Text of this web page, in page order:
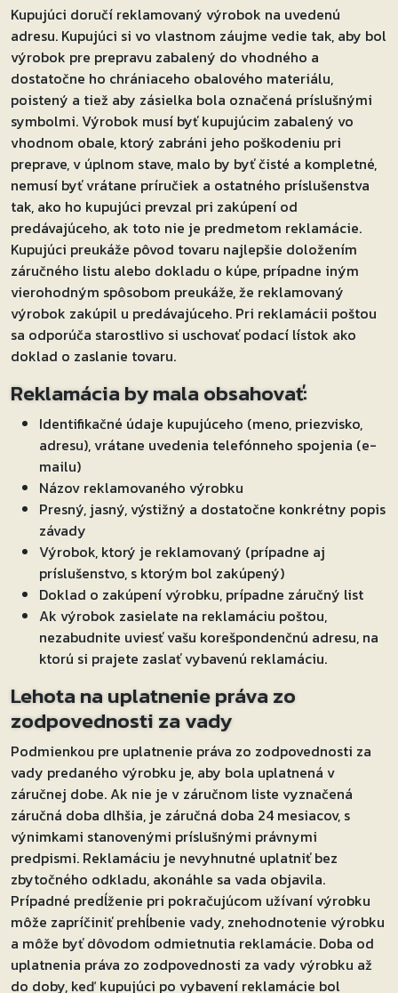
Kupujúci doručí reklamovaný výrobok na uvedenú
adresu. Kupujúci si vo vlastnom záujme vedie tak, aby bol
výrobok pre prepravu zabalený do vhodného a
dostatočne ho chrániaceho obalového materiálu,
poistený a tiež aby zásielka bola označená príslušnými
symbolmi. Výrobok musí byť kupujúcim zabalený vo
vhodnom obale, ktorý zabráni jeho poškodeniu pri
preprave, v úplnom stave, malo by byť čisté a kompletné,
nemusí byť vrátane príručiek a ostatného príslušenstva
tak, ako ho kupujúci prevzal pri zakúpení od
predávajúceho, ak toto nie je predmetom reklamácie.
Kupujúci preukáže pôvod tovaru najlepšie doložením
záručného listu alebo dokladu o kúpe, prípadne iným
vierohodným spôsobom preukáže, že reklamovaný
výrobok zakúpil u predávajúceho. Pri reklamácii poštou
sa odporúča starostlivo si uschovať podací lístok ako
doklad o zaslanie tovaru.
Reklamácia by mala obsahovať:
Identifikačné údaje kupujúceho (meno, priezvisko,
adresu), vrátane uvedenia telefónneho spojenia (e-
mailu)
Názov reklamovaného výrobku
Presný, jasný, výstižný a dostatočne konkrétny popis
závady
Výrobok, ktorý je reklamovaný (prípadne aj
príslušenstvo, s ktorým bol zakúpený)
Doklad o zakúpení výrobku, prípadne záručný list
Ak výrobok zasielate na reklamáciu poštou,
nezabudnite uviesť vašu korešpondenčnú adresu, na
ktorú si prajete zaslať vybavenú reklamáciu.
Lehota na uplatnenie práva zo
zodpovednosti za vady
Podmienkou pre uplatnenie práva zo zodpovednosti za
vady predaného výrobku je, aby bola uplatnená v
záručnej dobe. Ak nie je v záručnom liste vyznačená
záručná doba dlhšia, je záručná doba 24 mesiacov, s
výnimkami stanovenými príslušnými právnymi
predpismi. Reklamáciu je nevyhnutné uplatniť bez
zbytočného odkladu, akonáhle sa vada objavila.
Prípadné predĺženie pri pokračujúcom užívaní výrobku
môže zapríčiniť prehĺbenie vady, znehodnotenie výrobku
a môže byť dôvodom odmietnutia reklamácie. Doba od
uplatnenia práva zo zodpovednosti za vady výrobku až
do doby, keď kupujúci po vybavení reklamácie bol